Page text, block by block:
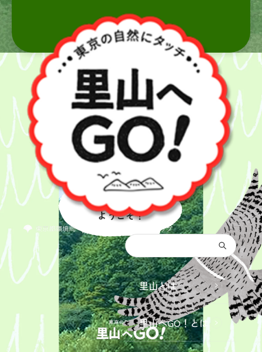
都庁総合トップ
里山とは
里山へGO！とは
里山へ
ようこそ！